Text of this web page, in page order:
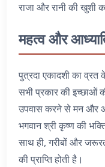
राजा और रानी की खुशी
महत्व और
पुत्रदा एकादशी का व्रत
सभी प्रकार की इच्छाओं
उपवास करने से मन और
भगवान श्री कृष्ण की
साथ ही, गरीबों और
की प्राप्ति होती है।